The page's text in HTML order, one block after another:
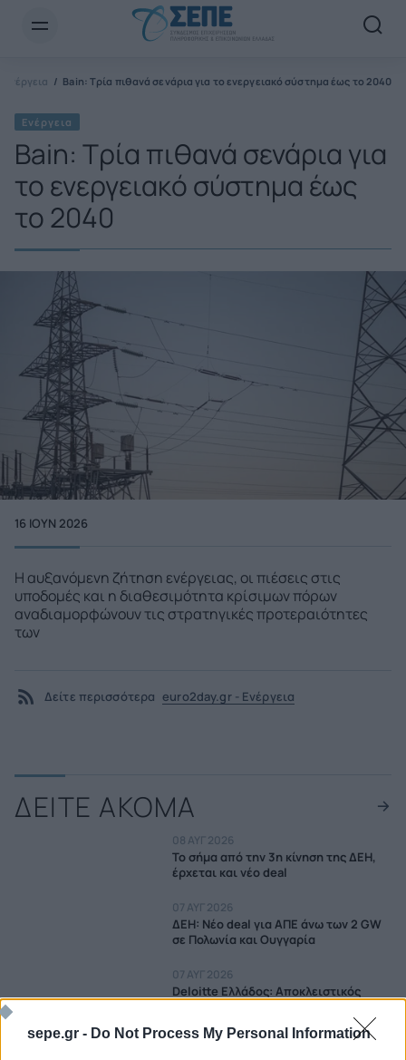
sepe.gr - Do Not Process My Personal Information
Ενέργεια Bain: Τρία πιθανά σενάρια για το ενεργειακό σύστημα έως το 2040
Ενέργεια
Bain: Τρία πιθανά σενάρια για
το ενεργειακό σύστημα έως
το 2040
16 ΙΟΥΝ 2026
Η αυξανόμενη ζήτηση ενέργειας, οι πιέσεις στις
υποδομές και η διαθεσιμότητα κρίσιμων πόρων
αναδιαμορφώνουν τις στρατηγικές προτεραιότητες
των
Δείτε περισσότερα euro2day.gr - Ενέργεια
ΔΕΙΤΕ ΑΚΟΜΑ
08 ΑΥΓ 2026
Το σήμα από την 3η κίνηση της ΔΕΗ,
έρχεται και νέο deal
07 ΑΥΓ 2026
ΔΕΗ: Νέο deal για ΑΠΕ άνω των 2 GW
σε Πολωνία και Ουγγαρία
07 ΑΥΓ 2026
Deloitte Ελλάδος: Αποκλειστικός
Newsletter Email*